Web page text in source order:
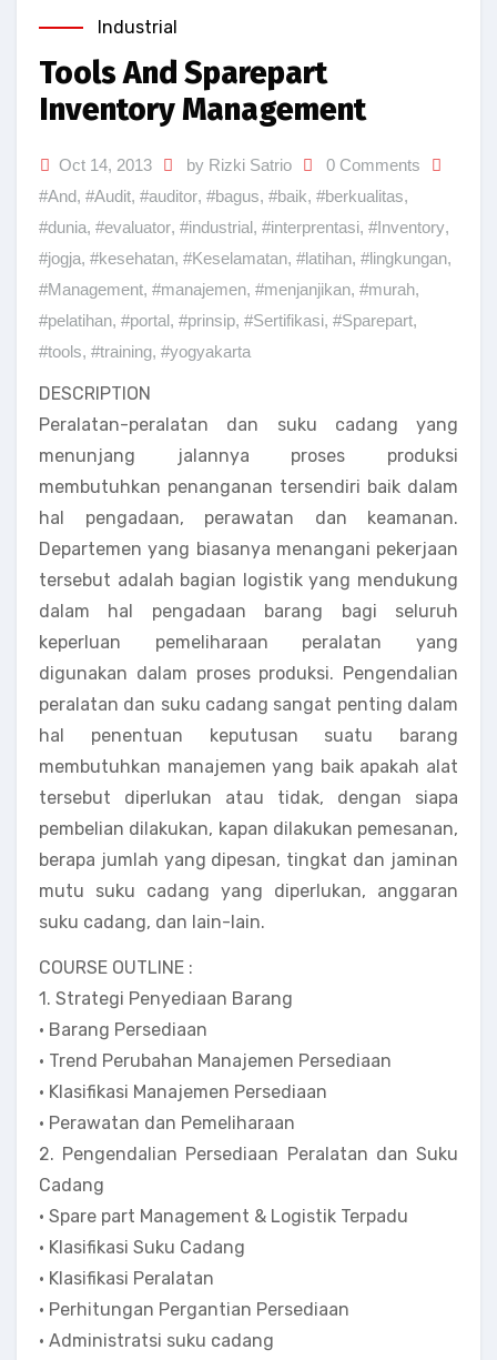
Industrial
Tools And Sparepart
Inventory Management
Oct 14, 2013 by Rizki Satrio
0 Comments
#And, #Audit, #auditor, #bagus, #baik, #berkualitas,
#dunia, #evaluator, #industrial, #interprentasi, #Inventory,
#jogja, #kesehatan, #Keselamatan, #latihan, #lingkungan,
#Management, #manajemen, #menjanjikan, #murah,
#pelatihan, #portal, #prinsip, #Sertifikasi, #Sparepart,
#tools, #training, #yogyakarta
DESCRIPTION
Peralatan-peralatan dan suku cadang yang
menunjang jalannya proses produksi
membutuhkan penanganan tersendiri baik dalam
hal pengadaan, perawatan dan keamanan.
Departemen yang biasanya menangani pekerjaan
tersebut adalah bagian logistik yang mendukung
dalam hal pengadaan barang bagi seluruh
keperluan pemeliharaan peralatan yang
digunakan dalam proses produksi. Pengendalian
peralatan dan suku cadang sangat penting dalam
hal penentuan keputusan suatu barang
membutuhkan manajemen yang baik apakah alat
tersebut diperlukan atau tidak, dengan siapa
pembelian dilakukan, kapan dilakukan pemesanan,
berapa jumlah yang dipesan, tingkat dan jaminan
mutu suku cadang yang diperlukan, anggaran
suku cadang, dan lain-lain.
COURSE OUTLINE :
1. Strategi Penyediaan Barang
• Barang Persediaan
• Trend Perubahan Manajemen Persediaan
• Klasifikasi Manajemen Persediaan
• Perawatan dan Pemeliharaan
2. Pengendalian Persediaan Peralatan dan Suku
Cadang
• Spare part Management & Logistik Terpadu
• Klasifikasi Suku Cadang
• Klasifikasi Peralatan
• Perhitungan Pergantian Persediaan
• Administratsi suku cadang